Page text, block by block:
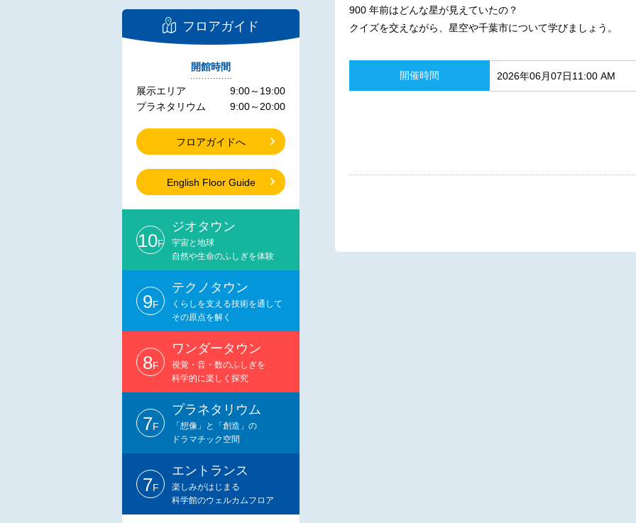
フロアガイド
開館時間
展示エリア
プラネタリウム
9:00～19:00
9:00～20:00
フロアガイドへ
English Floor Guide
10F
ジオタウン
宇宙と地球
自然や生命のふしぎを体験
9F
テクノタウン
くらしを支える技術を通して
その原点を解く
8F
ワンダータウン
視覚・音・数のふしぎを
科学的に楽しく探究
7F
プラネタリウム
「想像」と「創造」の
ドラマチック空間
7F
エントランス
楽しみがはじまる
科学館のウェルカムフロア
900 年前はどんな星が見えていたの？
クイズを交えながら、星空や千葉市について学びましょう。
開催時間 2026年06月07日11:00 AM